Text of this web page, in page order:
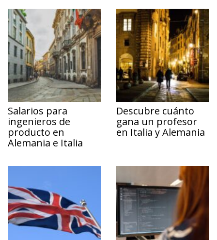
Salarios para
ingenieros de
producto en
Alemania e Italia
Descubre cuánto
gana un profesor
en Italia y Alemania